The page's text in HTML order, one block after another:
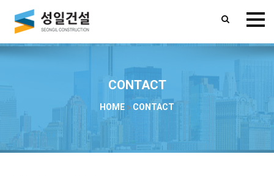
CONTACT
HOME » CONTACT